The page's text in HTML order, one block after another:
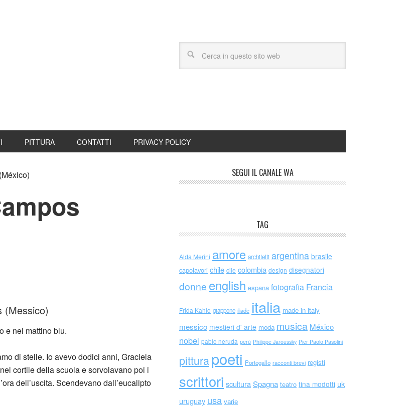
PITTURA CONTATTI PRIVACY POLICY
(Messico)
e nel mattino blu.
di stelle. Io avevo dodici anni, Graciela
cortile della scuola e sorvolavano poi i
dell’uscita. Scendevano dall’eucalipto
SEGUI IL CANALE WA
TAG
Alda Merini amore architetti argentina brasile
capolavori chile cile colombia design disegnatori
donne english espana fotografia Francia
Frida Kahlo giappone iliade italia made in italy
messico mestieri d' arte moda musica México
nobel pablo neruda perù Philippe Jaroussky Pier Paolo Pasolini
pitturapoeti Portogallo racconti brevi registi
scrittori scultura Spagna teatro tina modotti uk
uruguay usa varie